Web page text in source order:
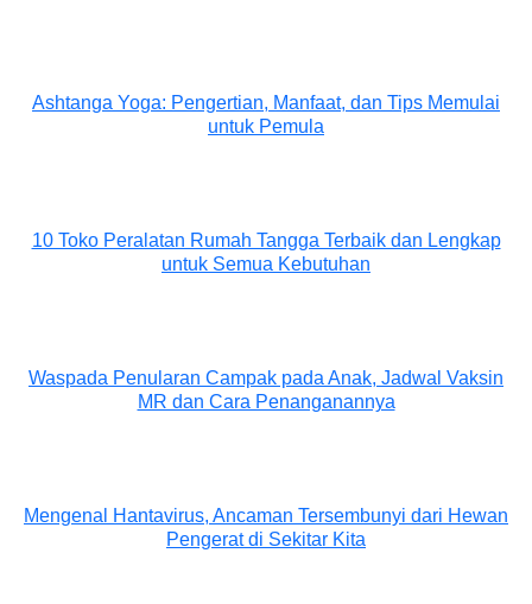
Ashtanga Yoga: Pengertian, Manfaat, dan Tips Memulai
untuk Pemula
10 Toko Peralatan Rumah Tangga Terbaik dan Lengkap
untuk Semua Kebutuhan
Waspada Penularan Campak pada Anak, Jadwal Vaksin
MR dan Cara Penanganannya
Mengenal Hantavirus, Ancaman Tersembunyi dari Hewan
Pengerat di Sekitar Kita